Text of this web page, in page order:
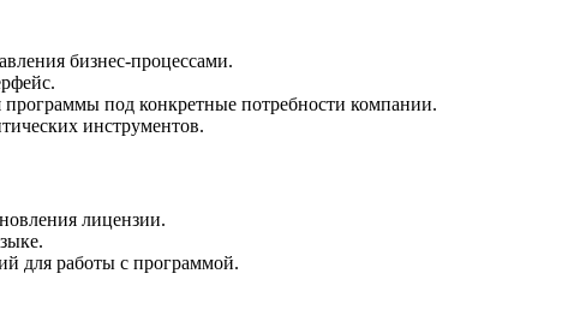
бизнес-процессами.
под конкретные потребности компании.
инструментов.
лицензии.
для работы с программой.